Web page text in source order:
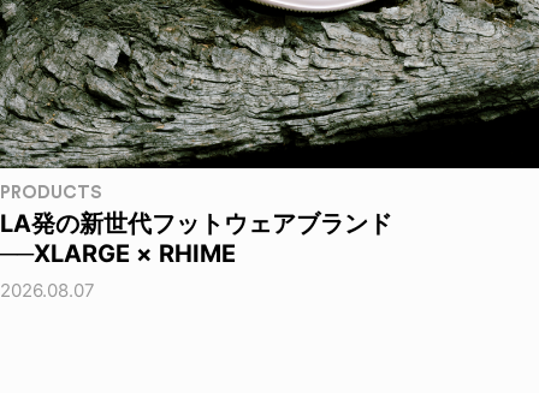
PRODUCTS
LA発の新世代フットウェアブランド
──XLARGE × RHIME
2026.08.07